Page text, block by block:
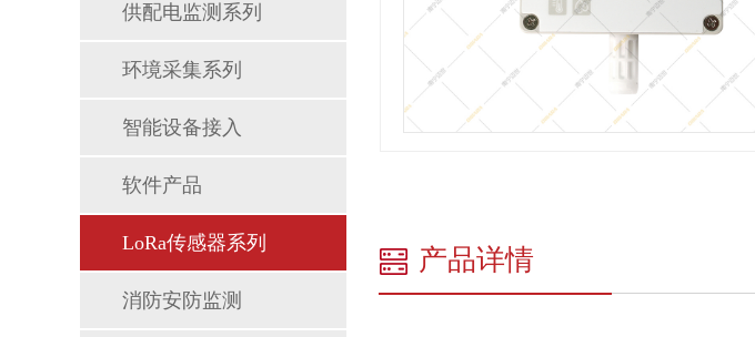
供配电监测系列
环境采集系列
智能设备接入
软件产品
LoRa传感器系列
消防安防监测
产品详情